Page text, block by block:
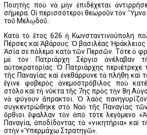
Ποιητὴς ποὺ νὰ μὴν ἐπιδέχεται
σήμερα. Οἱ περισσότεροι θεωροῦν τὸν
τοῦ Μελῳδοῦ.
Κατὰ τὸ ἔτος 626 ἡ Κωνσταντινούπολη
Πέρσες καὶ Ἀβάρους. Ὁ βασιλέας
Ἀσία σὲ πόλεμο κατὰ τῶν Περσῶν. Τότε ὁ
μὲ τὸν Πατριάρχη Σέργιο ἀνέλαβαν
αὐτοκρατορίας. Ὁ Πατριάρχης περιέτρεχε
τῆς Παναγίας καὶ ἐνεθάρρυνε τὰ πλήθη καὶ
ἔγινε φοβερὸς ἀνεμοστρόβιλος ποὺ
στόλο καὶ τὴ νύκτα τῆς 7ης πρὸς τὴν 8η
νὰ φύγουν ἄπρακτοι. Ὁ λαὸς
συγκεντρώθηκε στὸ Ναὸ τῆς Παναγίας
ὄρθιοι ἔψαλλαν τὸν ἀπὸ τότε λεγόμενο
Παναγία, ἀποδίδοντας τὰ «νικητήρια» καὶ
στὴν «Ὑπερμάχω Στρατηγῶ».